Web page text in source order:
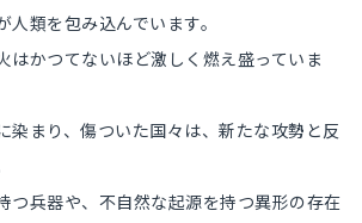
類を包み込んでいます。
はかつてないほど激しく燃え盛っていま
染まり、傷ついた国々は、新たな攻勢と反
つ兵器や、不自然な起源を持つ異形の存在